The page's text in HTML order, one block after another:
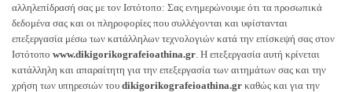
αλληλεπίδρασή σας με τον Ιστότοπο: Σας ενημερώνουμε ότι τα προσωπικά
δεδομένα σας και οι πληροφορίες που συλλέγονται και υφίστανται
επεξεργασία μέσω των κατάλληλων τεχνολογιών κατά την επίσκεψή σας στον
Ιστότοπο www.dikigorikografeioathina.gr . Η επεξεργασία αυτή κρίνεται
κατάλληλη και απαραίτητη για την επεξεργασία των αιτημάτων σας και την
χρήση των υπηρεσιών του dikigorikografeioathina.gr καθώς και για την